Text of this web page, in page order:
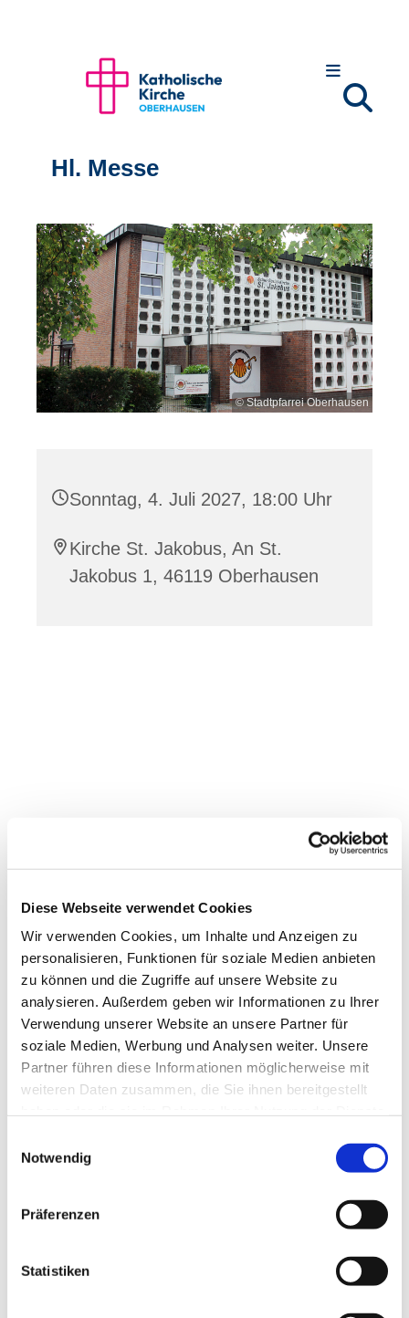
Diese Webseite verwendet Cookies
Wir verwenden Cookies, um Inhalte und Anzeigen zu
personalisieren, Funktionen für soziale Medien anbieten
zu können und die Zugriffe auf unsere Website zu
analysieren. Außerdem geben wir Informationen zu Ihrer
Verwendung unserer Website an unsere Partner für
soziale Medien, Werbung und Analysen weiter. Unsere
Partner führen diese Informationen möglicherweise mit
weiteren Daten zusammen, die Sie ihnen bereitgestellt
Notwendig
Präferenzen
Statistiken
Hl. Messe
© Stadtpfarrei Oberhausen
Sonntag, 4. Juli 2027, 18:00 Uhr
Kirche St. Jakobus, An St.
Jakobus 1, 46119 Oberhausen
Dies könnte Sie auch
interessieren